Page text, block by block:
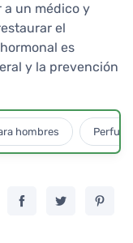
un médico y
el
es
y la prevención
hombres